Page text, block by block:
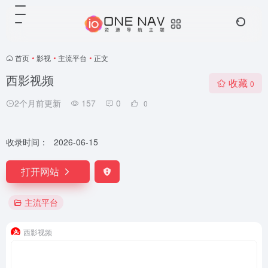
首页 • 影视 • 主流平台 • 正文
西影视频
2个月前更新 157 0 0
收藏 0
收录时间： 2026-06-15
打开网站
主流平台
西影视频